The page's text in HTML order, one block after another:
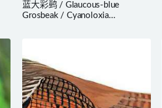
蓝大彩鹀 / Glaucous-blue
Grosbeak / Cyanoloxia